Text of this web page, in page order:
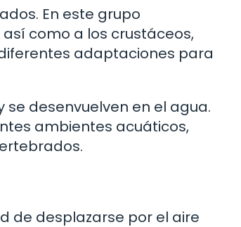
En este grupo
como a los crustáceos,
adaptaciones para
se desenvuelven en el agua.
ambientes acuáticos,
de desplazarse por el aire